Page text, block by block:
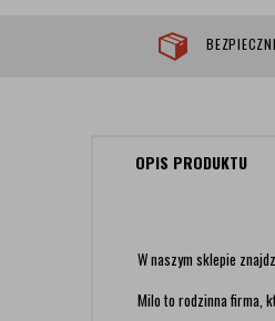
OPIS PRODUKTU
W naszym sklepie
Milo to rodzinna firma,